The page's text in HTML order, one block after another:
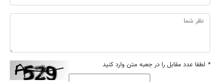
* لطفا عدد مقابل را در جعبه متن وارد کنید